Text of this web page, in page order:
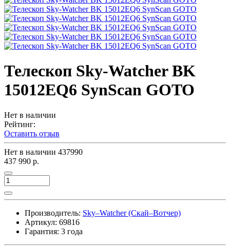
Телескоп Sky-Watcher BK
15012EQ6 SynScan GOTO
Нет в наличии
Рейтинг:
Оставить отзыв
Нет в наличии 437990
437 990 р.
Производитель: Sky–Watcher (Скай–Вотчер)
Артикул: 69816
Гарантия: 3 года